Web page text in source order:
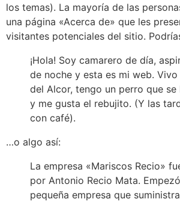
los temas). La mayoría de las
una página «Acerca de» que les
visitantes potenciales del sitio.
¡Hola! Soy camarero de día,
de noche y esta es mi web. Vivo
del Alcor, tengo un perro que se
y me gusta el rebujito. (Y las
con café).
…o algo así:
La empresa «Mariscos Recio»
por Antonio Recio Mata.
pequeña empresa que